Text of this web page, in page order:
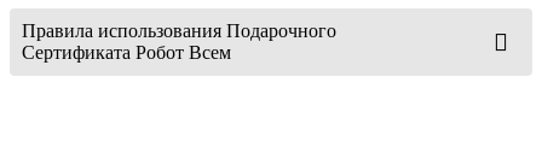
Правила использования Подарочного
Сертификата Робот Всем